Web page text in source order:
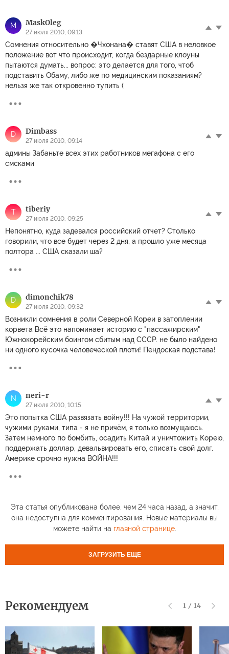
M MaskOleg
27 июля 2010, 09:13
Сомнения относительно �Чхонана� ставят США в неловкое
положение вот что происходит, когда бездарные клоуны
пытаются думать... вопрос: это делается для того, чтоб
подставить Обаму, либо же по медицинским показаниям?
нельзя же так откровенно тупить (
D Dimbass
27 июля 2010, 09:14
админы Забаньте всех этих работников мегафона с его
смсками
T tiberiy
27 июля 2010, 09:25
Непонятно, куда задевался российский отчет? Столько
говорили, что все будет через 2 дня, а прошло уже месяца
полтора ... США сказали ша?
D dimonchik78
27 июля 2010, 09:32
Возникли сомнения в роли Северной Кореи в затоплении
корвета Всё это напоминает историю с "пассажирским"
Южнокорейским боингом сбитым над СССР. не было найдено
ни одного кусочка человеческой плоти! Пендоская подстава!
N neri-r
27 июля 2010, 10:15
Это попытка США развязать войну!!! На чужой территории,
чужими руками, типа - я не причём, я только возмущаюсь.
Затем немного по бомбить, осадить Китай и уничтожить Корею,
поддержать доллар, девальвировать его, списать свой долг.
Америке срочно нужна ВОЙНА!!!
Эта статья опубликована более, чем 24 часа назад, а значит,
она недоступна для комментирования. Новые материалы вы
можете найти на главной странице.
ЗАГРУЗИТЬ ЕЩЕ
Рекомендуем 1 / 14